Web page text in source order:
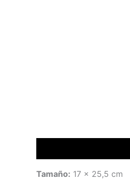
Tamaño: 17 x 25,5 cm